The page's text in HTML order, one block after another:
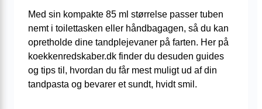
Med sin kompakte 85 ml størrelse passer tuben
nemt i toilettasken eller håndbagagen, så du kan
opretholde dine tandplejevaner på farten. Her på
koekkenredskaber.dk finder du desuden guides
og tips til, hvordan du får mest muligt ud af din
tandpasta og bevarer et sundt, hvidt smil.